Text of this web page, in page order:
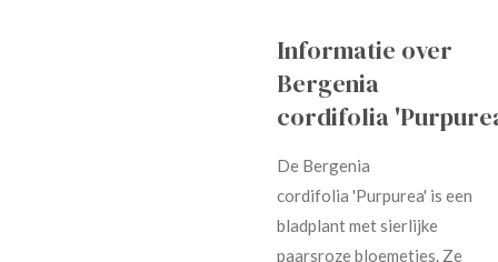
Informatie over
Bergenia
cordifolia
De Bergenia
cordifolia 'Purpurea' is een
bladplant met sierlijke
paarsroze bloemetjes. Ze